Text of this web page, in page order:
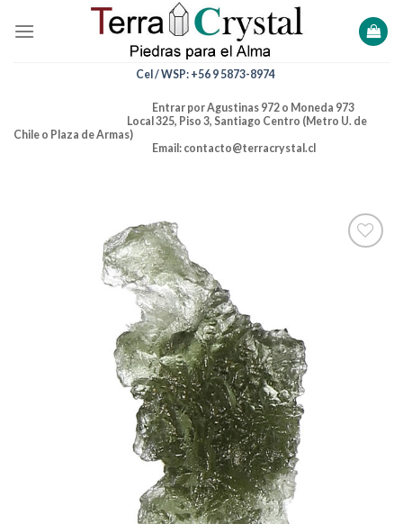
Cel / WSP: +56 9 5873-8974
Entrar por Agustinas 972 o Moneda 973
Local 325, Piso 3, Santiago Centro (Metro U. de
Chile o Plaza de Armas)
Email: contacto@terracrystal.cl